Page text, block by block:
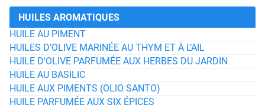
HUILES AROMATIQUES
HUILE AU PIMENT
HUILES D’OLIVE MARINÉE AU THYM ET À L’AIL
HUILE D'OLIVE PARFUMÉE AUX HERBES DU JARDIN
HUILE AU BASILIC
HUILE AUX PIMENTS (OLIO SANTO)
HUILE PARFUMÉE AUX SIX ÉPICES